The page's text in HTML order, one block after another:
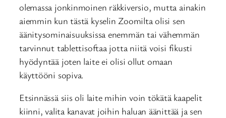
olemassa jonkinmoinen räkkiversio, mutta ainakin
aiemmin kun tästä kyselin Zoomilta olisi sen
äänitysominaisuuksissa enemmän tai vähemmän
tarvinnut tablettisoftaa jotta niitä voisi fikusti
hyödyntää joten laite ei olisi ollut omaan
käyttööni sopiva.
Etsinnässä siis oli laite mihin voin tökätä kaapelit
kiinni, valita kanavat joihin haluan äänittää ja sen